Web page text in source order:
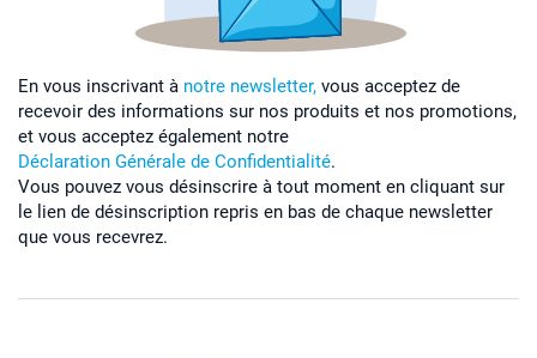
En vous inscrivant à notre newsletter, vous acceptez de
recevoir des informations sur nos produits et nos promotions,
et vous acceptez également notre
Déclaration Générale de Confidentialité.
Vous pouvez vous désinscrire à tout moment en cliquant sur
le lien de désinscription repris en bas de chaque newsletter
que vous recevrez.